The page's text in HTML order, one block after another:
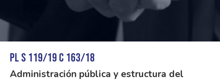
PL S 119/19 C 163/18
Administración pública y estructura del